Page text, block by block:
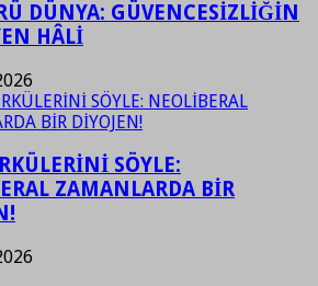
DÜNYA: GÜVENCESİZLİĞİN
HÂLİ
SÖYLE:
ZAMANLARDA BİR